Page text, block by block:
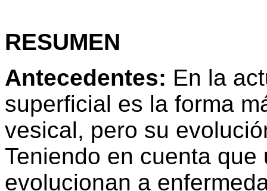
RESUMEN
Antecedentes: En la
superficial es la forma
vesical, pero su
Teniendo en cuenta
evolucionan a